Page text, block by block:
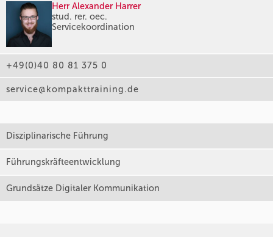
Herr Alexander Harrer
stud. rer. oec.
Servicekoordination
+49(0)40 80 81 375 0
service@kompakttraining.de
Disziplinarische Führung
Führungskräfteentwicklung
Grundsätze Digitaler Kommunikation